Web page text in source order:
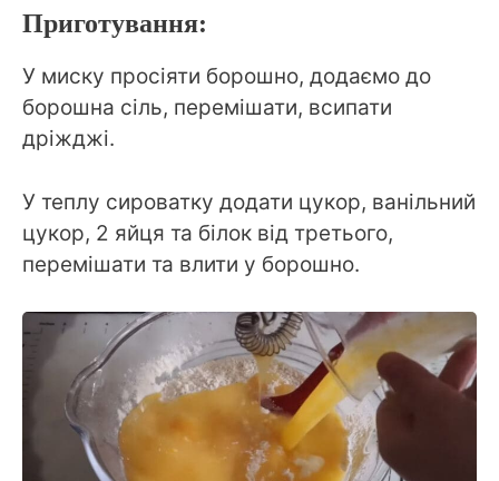
Приготування:
У миску просіяти борошно, додаємо до
борошна сіль, перемішати, всипати
дріжджі.
У теплу сироватку додати цукор, ванільний
цукор, 2 яйця та білок від третього,
перемішати та влити у борошно.